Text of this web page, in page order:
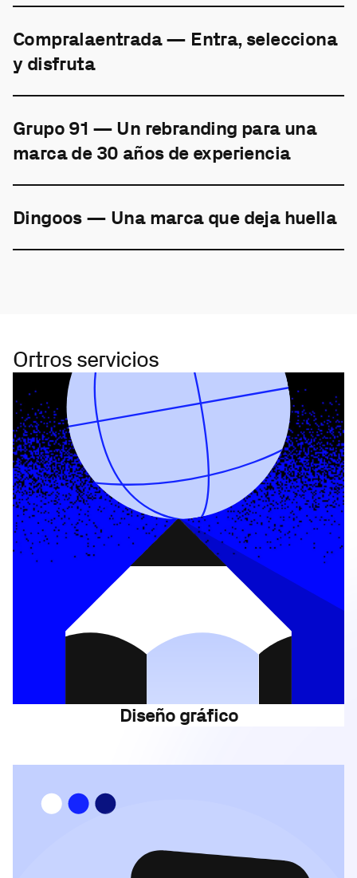
Compralaentrada — Entra, selecciona
y disfruta
Grupo 91 — Un rebranding para una
marca de 30 años de experiencia
Dingoos — Una marca que deja huella
Ortros servicios
Diseño gráfico